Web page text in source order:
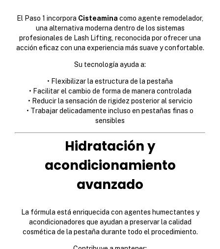
El Paso 1 incorpora Cisteamina como agente remodelador,
una alternativa moderna dentro de los sistemas
profesionales de Lash Lifting, reconocida por ofrecer una
acción eficaz con una experiencia más suave y confortable.
Su tecnología ayuda a:
• Flexibilizar la estructura de la pestaña
• Facilitar el cambio de forma de manera controlada
• Reducir la sensación de rigidez posterior al servicio
• Trabajar delicadamente incluso en pestañas finas o
sensibles
Hidratación y
acondicionamiento
avanzado
La fórmula está enriquecida con agentes humectantes y
acondicionadores que ayudan a preservar la calidad
cosmética de la pestaña durante todo el procedimiento.